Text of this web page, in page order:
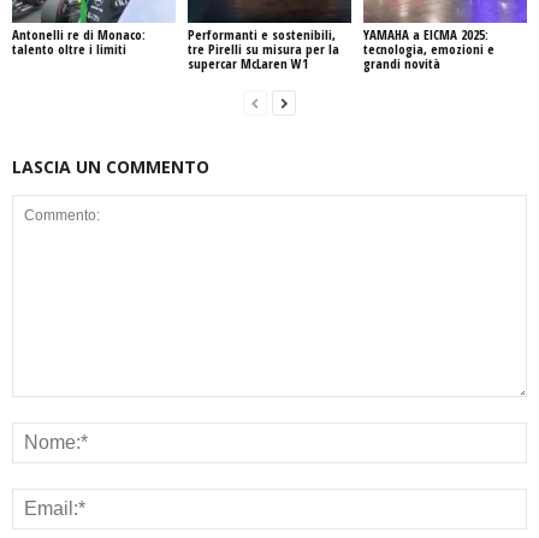
Antonelli re di Monaco:
talento oltre i limiti
Performanti e sostenibili,
tre Pirelli su misura per la
supercar McLaren W1
YAMAHA a EICMA 2025:
tecnologia, emozioni e
grandi novità
LASCIA UN COMMENTO